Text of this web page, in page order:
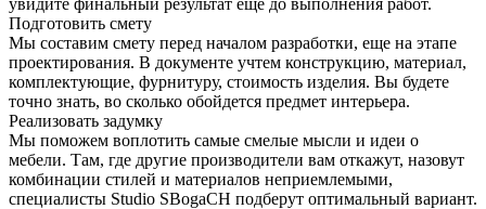
Подготовить смету
Мы составим смету перед началом разработки, еще на этапе
проектирования. В документе учтем конструкцию, материал,
комплектующие, фурнитуру, стоимость изделия. Вы будете
точно знать, во сколько обойдется предмет интерьера.
Реализовать задумку
Мы поможем воплотить самые смелые мысли и идеи о
мебели. Там, где другие производители вам откажут, назовут
комбинации стилей и материалов неприемлемыми,
специалисты Studio SBogaCH подберут оптимальный вариант.